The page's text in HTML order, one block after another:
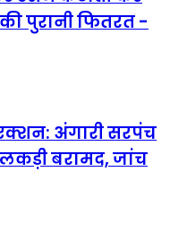
पुरानी फितरत -
अंगारी सरपंच
लकड़ी बरामद, जांच